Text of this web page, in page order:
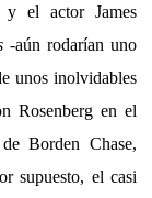
y el actor James
-aún rodarían uno
unos inolvidables
Rosenberg en el
Borden Chase,
supuesto, el casi